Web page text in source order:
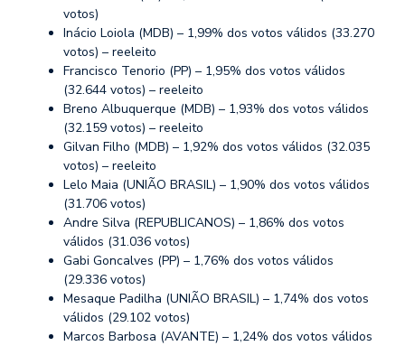
votos)
Inácio Loiola (MDB) – 1,99% dos votos válidos (33.270
votos) – reeleito
Francisco Tenorio (PP) – 1,95% dos votos válidos
(32.644 votos) – reeleito
Breno Albuquerque (MDB) – 1,93% dos votos válidos
(32.159 votos) – reeleito
Gilvan Filho (MDB) – 1,92% dos votos válidos (32.035
votos) – reeleito
Lelo Maia (UNIÃO BRASIL) – 1,90% dos votos válidos
(31.706 votos)
Andre Silva (REPUBLICANOS) – 1,86% dos votos
válidos (31.036 votos)
Gabi Goncalves (PP) – 1,76% dos votos válidos
(29.336 votos)
Mesaque Padilha (UNIÃO BRASIL) – 1,74% dos votos
válidos (29.102 votos)
Marcos Barbosa (AVANTE) – 1,24% dos votos válidos